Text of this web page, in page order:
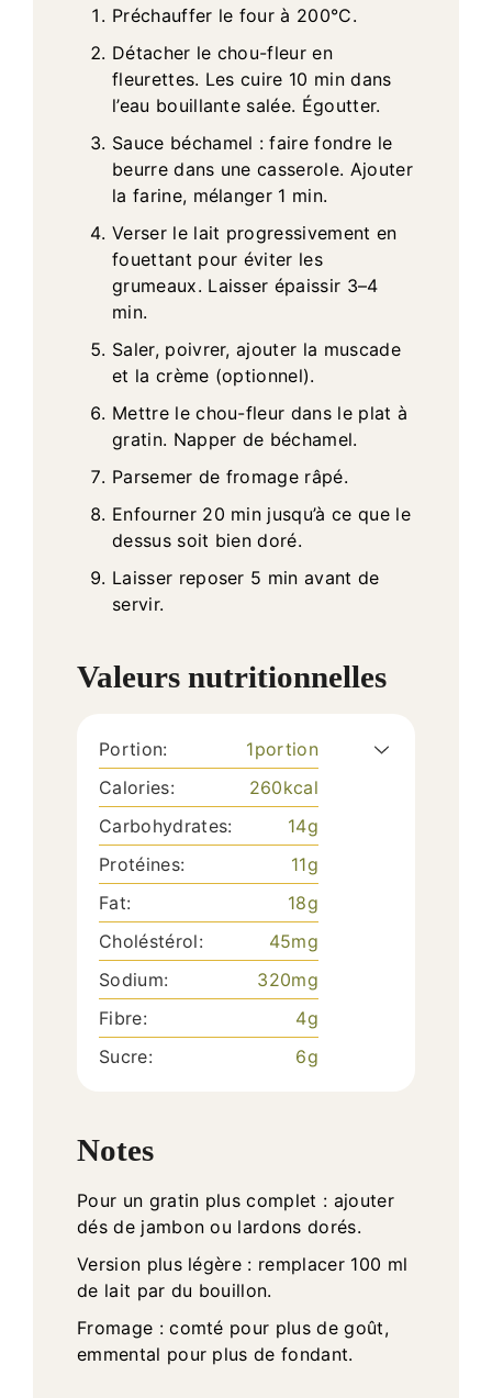
Préchauffer le four à 200°C.
Détacher le chou-fleur en
fleurettes. Les cuire 10 min dans
l’eau bouillante salée. Égoutter.
Sauce béchamel : faire fondre le
beurre dans une casserole. Ajouter
la farine, mélanger 1 min.
Verser le lait progressivement en
fouettant pour éviter les
grumeaux. Laisser épaissir 3–4
min.
Saler, poivrer, ajouter la muscade
et la crème (optionnel).
Mettre le chou-fleur dans le plat à
gratin. Napper de béchamel.
Parsemer de fromage râpé.
Enfourner 20 min jusqu’à ce que le
dessus soit bien doré.
Laisser reposer 5 min avant de
servir.
Valeurs nutritionnelles
Portion: 1portion
Calories:
260kcal
Carbohydrates:
14g
Protéines:
11g
Fat:
18g
Choléstérol:
45mg
Sodium:
320mg
Fibre:
4g
Sucre:
6g
Notes
Pour un gratin plus complet : ajouter
dés de jambon ou lardons dorés.
Version plus légère : remplacer 100 ml
de lait par du bouillon.
Fromage : comté pour plus de goût,
emmental pour plus de fondant.